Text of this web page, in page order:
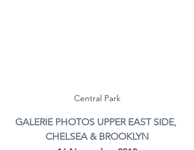
Central Park
GALERIE PHOTOS UPPER EAST SIDE,
CHELSEA & BROOKLYN